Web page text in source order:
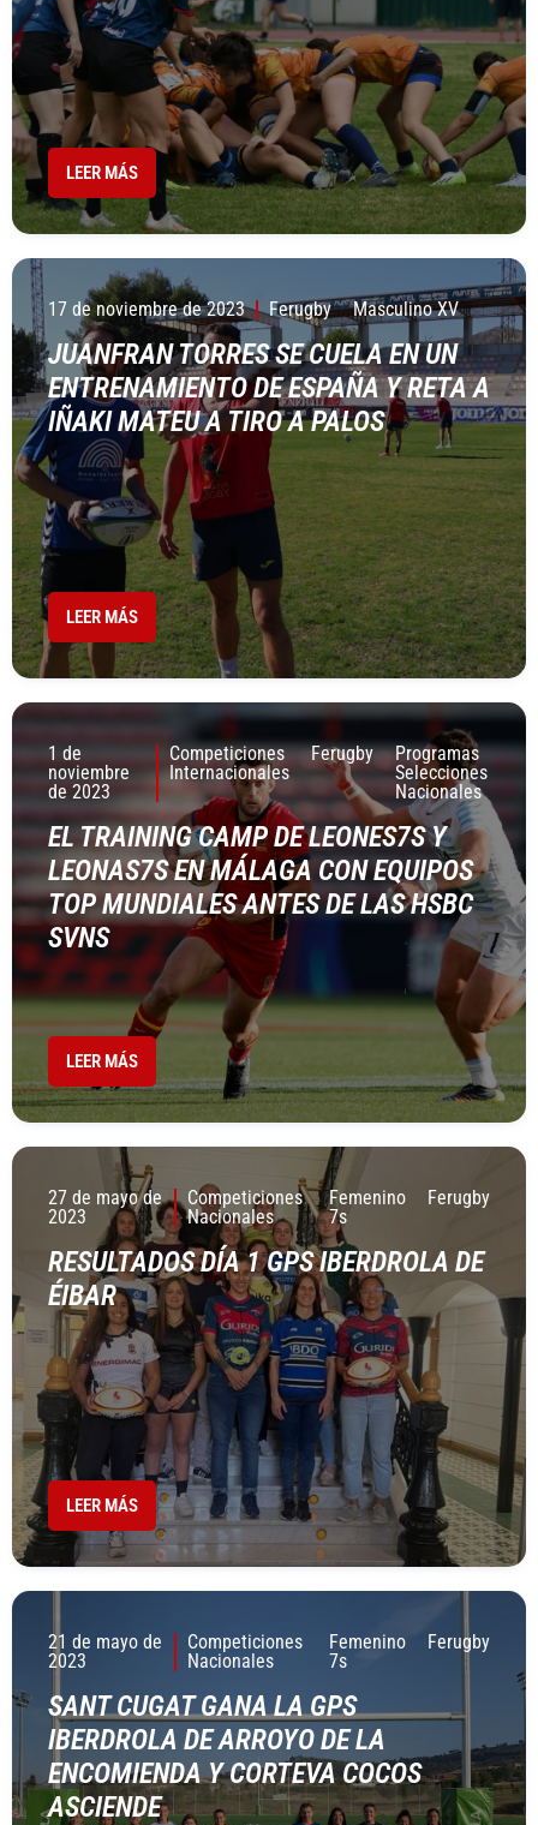
LEER MÁS
17 de noviembre de 2023 Ferugby Masculino XV
JUANFRAN TORRES SE CUELA EN UN
ENTRENAMIENTO DE ESPAÑA Y RETA A
IÑAKI MATEU A TIRO A PALOS
LEER MÁS
1 de
noviembre
de 2023
Competiciones
Internacionales
Ferugby
Programas
Selecciones
Nacionales
EL TRAINING CAMP DE LEONES7S Y
LEONAS7S EN MÁLAGA CON EQUIPOS
TOP MUNDIALES ANTES DE LAS HSBC
SVNS
LEER MÁS
27 de mayo de
2023
Competiciones
Nacionales
Femenino
7s
Ferugby
RESULTADOS DÍA 1 GPS IBERDROLA DE
ÉIBAR
LEER MÁS
21 de mayo de
2023
Competiciones
Nacionales
Femenino
7s
Ferugby
SANT CUGAT GANA LA GPS
IBERDROLA DE ARROYO DE LA
ENCOMIENDA Y CORTEVA COCOS
ASCIENDE